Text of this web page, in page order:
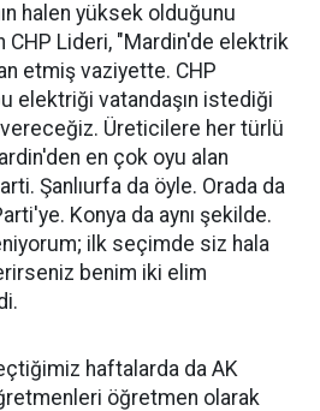
halen yüksek olduğunu
Lideri, "Mardin'de elektrik
etmiş vaziyette. CHP
elektriği vatandaşın istediği
Üreticilere her türlü
en çok oyu alan
Şanlıurfa da öyle. Orada da
Konya da aynı şekilde.
ilk seçimde siz hala
benim iki elim
haftalarda da AK
öğretmen olarak